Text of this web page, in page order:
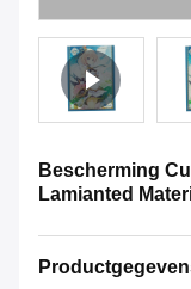
Bescherming
Lamianted